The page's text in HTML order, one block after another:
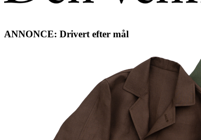
ANNONCE: Drivert efter mål